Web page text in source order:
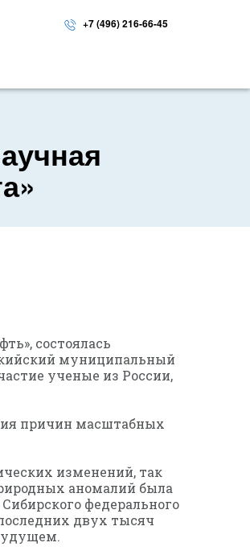
+7 (496) 216-66-45
состоялась
муниципальный
ученые из России,
причин масштабных
изменений, так
аномалий была
федерального
двух тысяч